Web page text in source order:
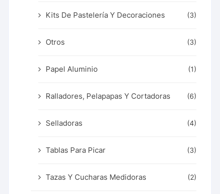
Kits De Pastelería Y Decoraciones (3)
Otros (3)
Papel Aluminio (1)
Ralladores, Pelapapas Y Cortadoras (6)
Selladoras (4)
Tablas Para Picar (3)
Tazas Y Cucharas Medidoras (2)